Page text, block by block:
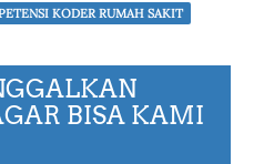
KODER RUMAH SAKIT
BISA KAMI